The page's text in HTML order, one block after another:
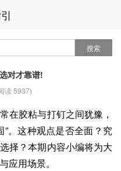
搜索
对才靠谱!
读 5937)
在胶粘与打钉之间犹豫，
。这种观点是否全面？究
择？本期内容小编将为大
应用场景。